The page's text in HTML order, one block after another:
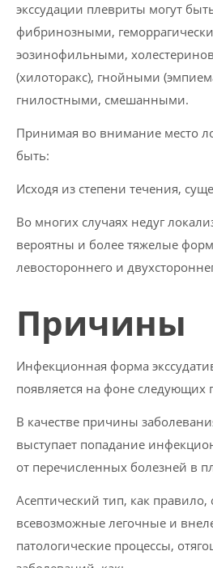
экссудации плевриты могут
фибринозными,
эозинофильными,
(хилоторакс), гнойными
гнилостными, смешанными.
Принимая во внимание место
быть:
Исходя из степени течения,
Во многих случаях недуг
вероятны и более тяжелые
левостороннего и
Причины
Инфекционная форма
появляется на фоне следующих
В качестве причины
выступает попадание
от перечисленных болезней в
Асептический тип, как правило,
всевозможные легочные и
патологические процессы,